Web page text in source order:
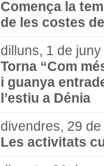
Comença la
de les costes
dilluns, 1 de
Torna “Com
i guanya
l’estiu a Dénia
divendres, 29
Les activitats